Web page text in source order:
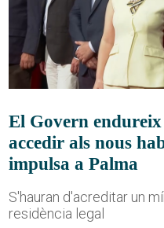
El Govern
accedir als nous
impulsa a Palma
S'hauran d'acreditar un
residència legal